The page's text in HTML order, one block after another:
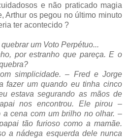
e não praticado magia
Arthur os pegou no último minuto
ter acontecido ?
um Voto Perpétuo...
por estranho que pareça. E o
simplicidade. – Fred e Jorge
fazer um quando eu tinha cinco
estava segurando as mãos de
nos encontrou. Ele pirou –
a cena com um brilho no olhar. –
tão furioso como a mamãe.
a nádega esquerda dele nunca